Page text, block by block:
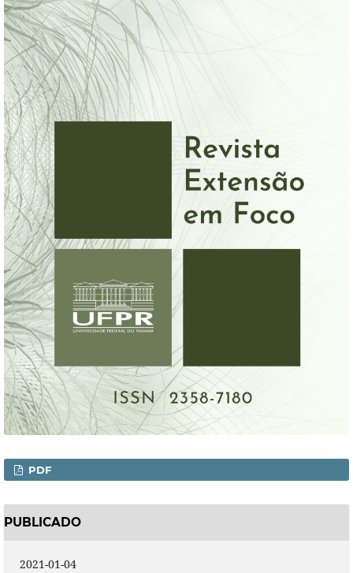
PDF
PUBLICADO
2021-01-04